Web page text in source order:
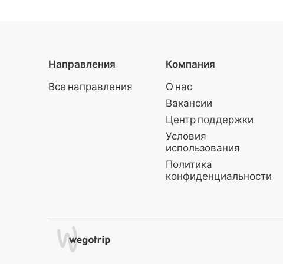
Направления
Все направления
Компания
О нас
Вакансии
Центр поддержки
Условия
использования
Политика
конфиденциальности